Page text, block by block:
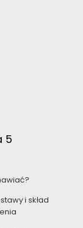
5
i skład